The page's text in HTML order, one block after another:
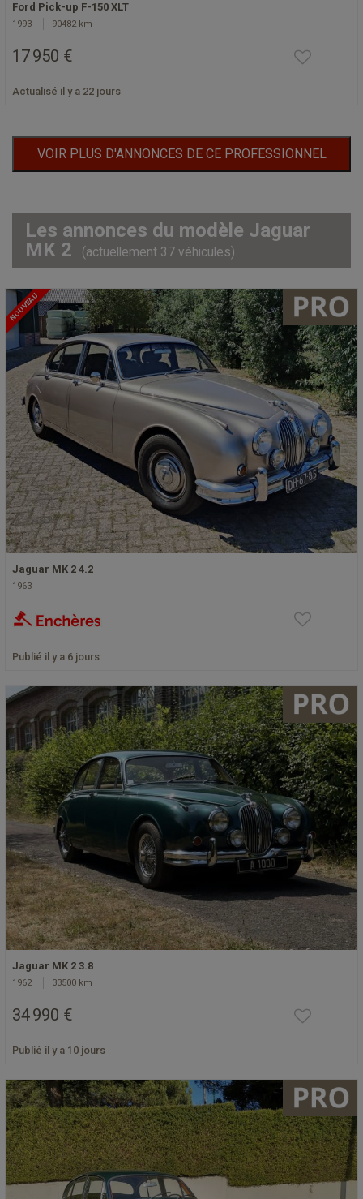
Ford Pick-up F-150 XLT
1993 90482 km
17 950 €
Actualisé il y a 22 jours
VOIR PLUS D'ANNONCES DE CE PROFESSIONNEL
Les annonces du modèle Jaguar
MK 2
(actuellement 37 véhicules)
NOUVEAU
Jaguar MK 2 4.2
1963
Publié il y a 6 jours
Jaguar MK 2 3.8
1962 33500 km
34 990 €
Publié il y a 10 jours